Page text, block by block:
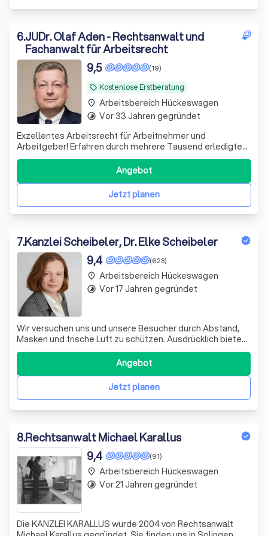
6.JUDr. Olaf Aden - Rechtsanwalt und
Fachanwalt für Arbeitsrecht
local_offer Kostenlose Erstberatung
(19)
9,5
Exzellentes Arbeitsrecht für Arbeitnehmer und
Arbeitgeber! Erfahren durch mehrere Tausend erledigte
Verfahren
Jetzt planen
Angebot
place Arbeitsbereich Hückeswagen
timelapse Vor 33 Jahren gegründet
7.Kanzlei Scheibeler, Dr. Elke Scheibeler
(623)
9,4
Wir versuchen uns und unsere Besucher durch Abstand,
Masken und frische Luft zu schützen. Ausdrücklich bieten
wir die Beratung auch telefonisch, schriftlich oder per
Video an, da dies für alle Beteiligten die größtmögliche
Sicherheit bietet. Ich möchte die nächsten Seiten dazu
nutzen mich vorzuste
Jetzt planen
Angebot
place Arbeitsbereich Hückeswagen
timelapse Vor 17 Jahren gegründet
8.Rechtsanwalt Michael Karallus
(91)
9,4
Die KANZLEI KARALLUS wurde 2004 von Rechtsanwalt
place Arbeitsbereich Hückeswagen
timelapse Vor 21 Jahren gegründet